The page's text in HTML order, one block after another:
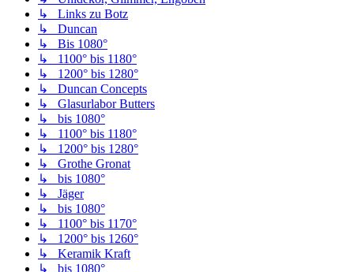
↳ Links zu Botz
↳ Duncan
↳ Bis 1080°
↳ 1100° bis 1180°
↳ 1200° bis 1280°
↳ Duncan Concepts
↳ Glasurlabor Butters
↳ bis 1080°
↳ 1100° bis 1180°
↳ 1200° bis 1280°
↳ Grothe Gronat
↳ bis 1080°
↳ Jäger
↳ bis 1080°
↳ 1100° bis 1170°
↳ 1200° bis 1260°
↳ Keramik Kraft
↳ bis 1080°